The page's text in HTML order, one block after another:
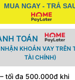
MUA NGAY - TRẢ
TOÁN
KHOẢN VAY TRÊN
TÀI CHÍNH)
– tối đa 500.000đ khi